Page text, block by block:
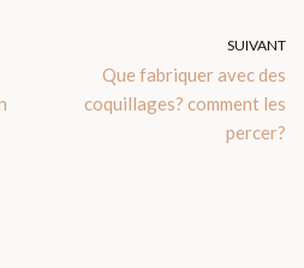
SUIVANT
Que fabriquer avec des
coquillages? comment les
percer?